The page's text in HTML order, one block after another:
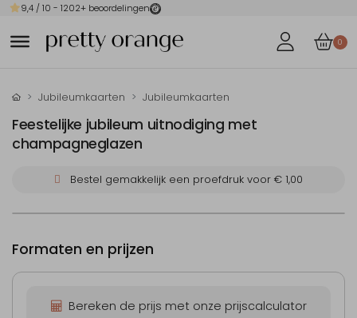
9,4 / 10 - 1202+ beoordelingen
0
Jubileumkaarten Jubileumkaarten
Feestelijke jubileum uitnodiging met
champagneglazen
Bestel gemakkelijk een proefdruk voor € 1,00
Formaten en prijzen
Bereken de prijs met onze prijscalculator